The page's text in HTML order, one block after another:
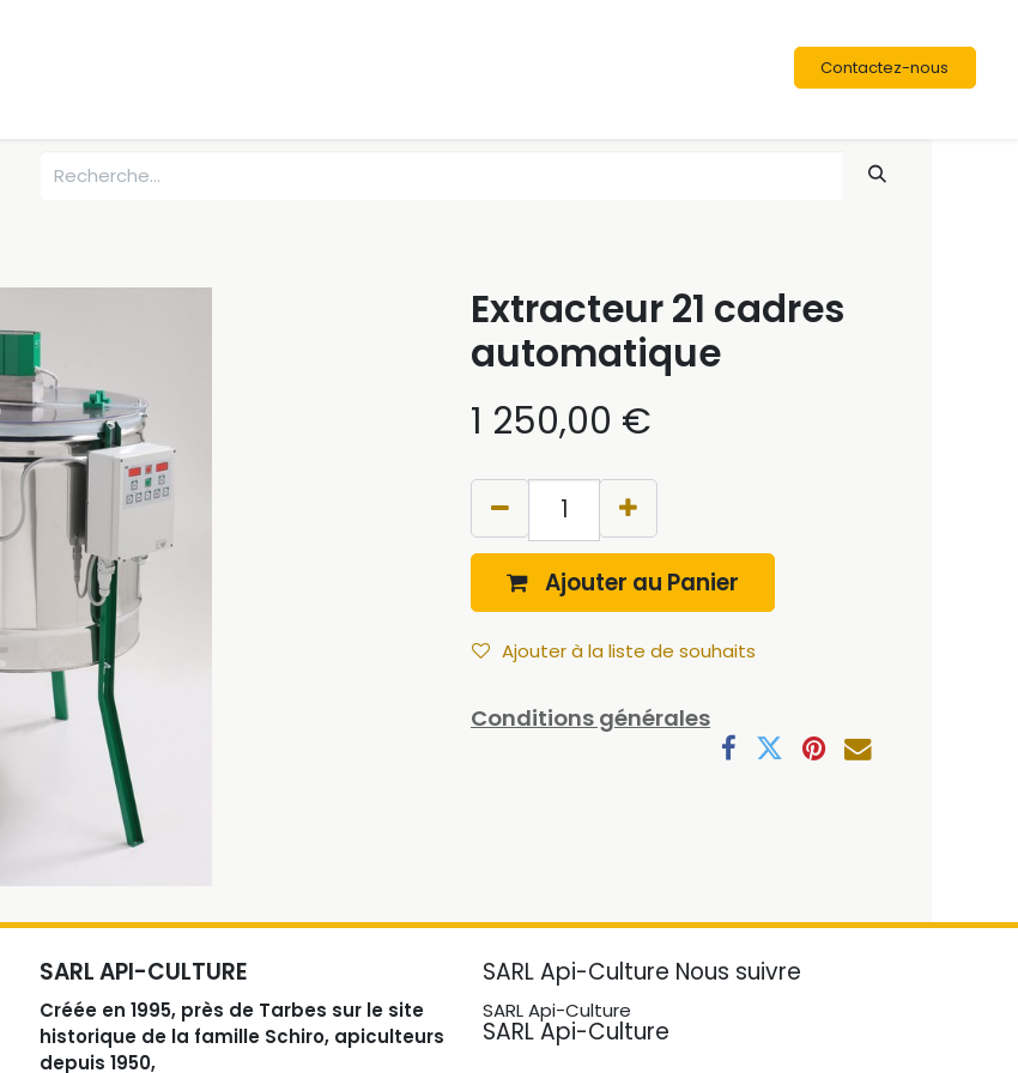
Contactez-nous
Extracteur 21 cadres
automatique
1 250,00 €
Ajouter au Panier
Ajouter à la liste de souhaits
Conditions générales
SARL API-CULTURE
Créée en 1995, près de Tarbes sur le site
historique de la famille Schiro, apiculteurs
depuis 1950,
SARL Api-Culture Nous suivre
SARL Api-Culture
SARL Api-Culture